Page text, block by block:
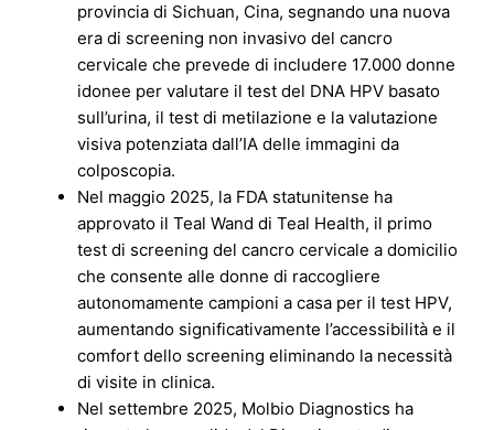
provincia di Sichuan, Cina, segnando una nuova
era di screening non invasivo del cancro
cervicale che prevede di includere 17.000 donne
idonee per valutare il test del DNA HPV basato
sull’urina, il test di metilazione e la valutazione
visiva potenziata dall’IA delle immagini da
colposcopia.
Nel maggio 2025, la FDA statunitense ha
approvato il Teal Wand di Teal Health, il primo
test di screening del cancro cervicale a domicilio
che consente alle donne di raccogliere
autonomamente campioni a casa per il test HPV,
aumentando significativamente l’accessibilità e il
comfort dello screening eliminando la necessità
di visite in clinica.
Nel settembre 2025, Molbio Diagnostics ha